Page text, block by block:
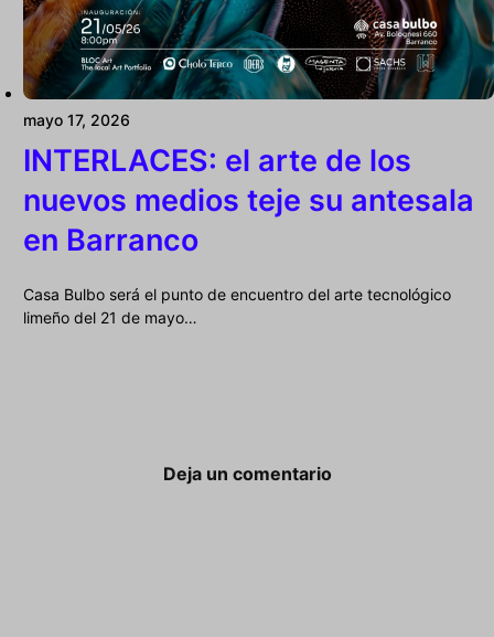
mayo 17, 2026
INTERLACES: el arte de los
nuevos medios teje su antesala
en Barranco
Casa Bulbo será el punto de encuentro del arte tecnológico
limeño del 21 de mayo…
Deja un comentario